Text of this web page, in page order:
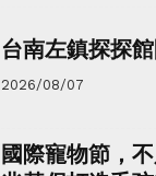
台南左鎮探探
2026/08/07
國際寵物節，